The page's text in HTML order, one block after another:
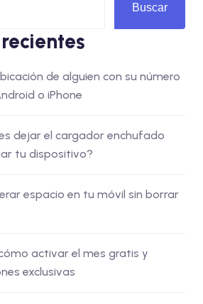
Buscar
de alguien con su número
o iPhone
dejar el cargador enchufado
tu dispositivo?
espacio en tu móvil sin borrar
activar el mes gratis y
exclusivas